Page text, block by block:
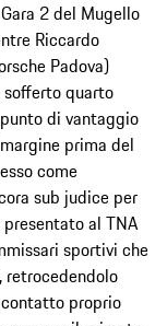
2 del Mugello
Riccardo
Padova)
quarto
di vantaggio
prima del
come
sub judice per
al TNA
sportivi che
retrocedendolo
proprio